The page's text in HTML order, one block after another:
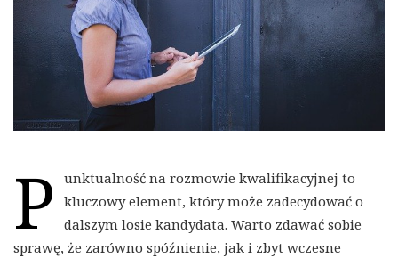
P
unktualność na rozmowie kwalifikacyjnej to
kluczowy element, który może zadecydować o
dalszym losie kandydata. Warto zdawać sobie
sprawę, że zarówno spóźnienie, jak i zbyt wczesne